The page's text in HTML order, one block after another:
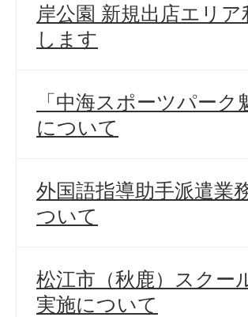
岸公園 新規出店エリ
します
「中海スポーツパー
について
外国語指導助手派遣業
ついて
松江市（秋鹿）スクー
実施について